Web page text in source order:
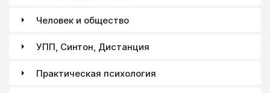
Человек и общество
УПП, Синтон, Дистанция
Практическая психология